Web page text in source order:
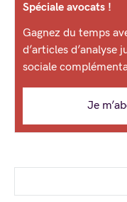
Spéciale avocats !
Gagnez du temps
d’articles d’analyse
sociale
Je